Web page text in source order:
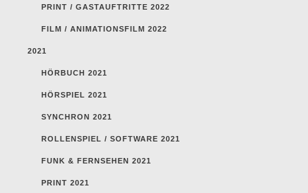
PRINT / GASTAUFTRITTE 2022
FILM / ANIMATIONSFILM 2022
2021
HÖRBUCH 2021
HÖRSPIEL 2021
SYNCHRON 2021
ROLLENSPIEL / SOFTWARE 2021
FUNK & FERNSEHEN 2021
PRINT 2021